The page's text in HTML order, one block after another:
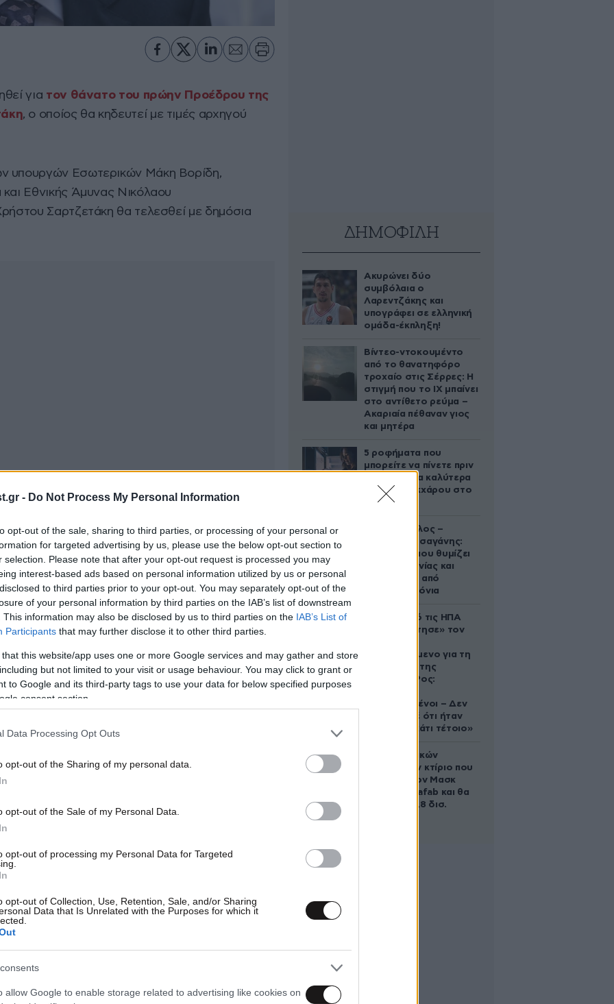
- Do Not Process My Personal Information
opt-out of the sale, sharing to third parties, or processing of your personal or
for targeted advertising by us, please use the below opt-out section to
selection. Please note that after your opt-out request is processed you may
interest-based ads based on personal information utilized by us or personal
to third parties prior to your opt-out. You may separately opt-out of the
of your personal information by third parties on the IAB’s list of downstream
This information may also be disclosed by us to third parties on the IAB’s List of
Participants that may further disclose it to other third parties.
that this website/app uses one or more Google services and may gather and store
but not limited to your visit or usage behaviour. You may click to grant or
to Google and its third-party tags to use your data for below specified purposes
consent section.
Data Processing Opt Outs
opt-out of the Sharing of my personal data.
opt-out of the Sale of my Personal Data.
opt-out of processing my Personal Data for Targeted
opt-out of Collection, Use, Retention, Sale, and/or Sharing
Data that Is Unrelated with the Purposes for which it
allow Google to enable storage related to advertising like cookies on
για τον θάνατο του πρώην Προέδρου της
, ο οποίος θα κηδευτεί με τιμές αρχηγού
υπουργών Εσωτερικών Μάκη Βορίδη,
Εθνικής Άμυνας Νικόλαου
Σαρτζετάκη θα τελεσθεί με δημόσια
όλης της χώρας θα κυματίζουν
της κηδείας του.
κηδεία του οι τιμές που προσήκουν σε
τιμής για τις εξαιρετικές υπηρεσίες που
και στο Έθνος». Το δημόσιο πένθος θα
του και για τρεις ημέρες, καθώς και κατά
ΔΗΜΟΦΙΛΗ
Ακυρώνει δύο
συμβόλαια ο
Λαρεντζάκης και
υπογράφει σε ελληνική
ομάδα-έκπληξη!
Βίντεο-ντοκουμέντο
από το θανατηφόρο
τροχαίο στις Σέρρες: Η
στιγμή που το ΙΧ μπαίνει
στο αντίθετο ρεύμα –
Ακαριαία πέθαναν γιος
και μητέρα
5 ροφήματα που
μπορείτε να πίνετε πριν
τον ύπνο για καλύτερα
επίπεδα σακχάρου στο
αίμα
Νία Βαρντάλος –
Σπύρος Κατσαγάνης:
Μια σχέση που θυμίζει
σενάριο ταινίας και
μετρά πάνω από
τέσσερα χρόνια
Ζευγάρι από τις ΗΠΑ
που «υιοθέτησε» τον
κατηγορούμενο για τη
δολοφονία της
Ελίζαμπεθ Ρος:
συντετριμμένοι – Δεν
έδειξε ποτέ ότι ήταν
ικανός για κάτι τέτοιο»
Το φαραωνικών
διαστάσεων κτίριο που
χτίζει ο Έλον Μασκ
λέγεται Terafab και θα
κοστίσει 16,8 δισ.